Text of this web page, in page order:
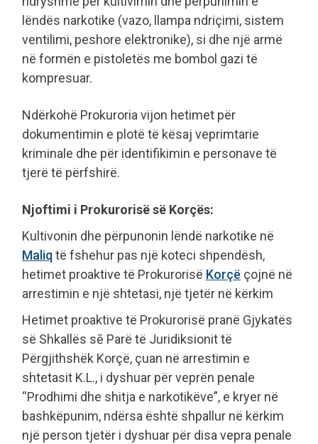
lëndës narkotike (vazo, llampa ndriçimi, sistem
ventilimi, peshore elektronike), si dhe një armë
në formën e pistoletës me bombol gazi të
kompresuar.
Ndërkohë Prokuroria vijon hetimet për
dokumentimin e plotë të kësaj veprimtarie
kriminale dhe për identifikimin e personave të
tjerë të përfshirë.
Njoftimi i Prokurorisë së Korçës:
Kultivonin dhe përpunonin lëndë narkotike në
Maliqtë fshehur pas një koteci shpendësh,
hetimet proaktive të Prokurorisë Korçë çojnë në
arrestimin e një shtetasi, një tjetër në kërkim
Hetimet proaktive të Prokurorisë pranë Gjykatës
së Shkallës sē Parë të Juridiksionit të
Përgjithshëk Korçë, çuan në arrestimin e
shtetasit K.L., i dyshuar për veprën penale
“Prodhimi dhe shitja e narkotikëve”, e kryer në
bashkëpunim, ndërsa është shpallur në kërkim
një person tjetër i dyshuar për disa vepra penale